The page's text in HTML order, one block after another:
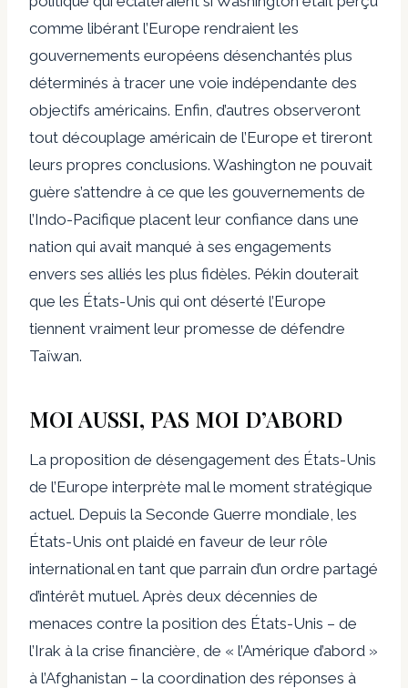
comme libérant l’Europe rendraient les
gouvernements européens désenchantés plus
déterminés à tracer une voie indépendante des
objectifs américains. Enfin, d’autres observeront
tout découplage américain de l’Europe et tireront
leurs propres conclusions. Washington ne pouvait
guère s’attendre à ce que les gouvernements de
l’Indo-Pacifique placent leur confiance dans une
nation qui avait manqué à ses engagements
envers ses alliés les plus fidèles. Pékin douterait
que les États-Unis qui ont déserté l’Europe
tiennent vraiment leur promesse de défendre
Taïwan.
MOI AUSSI, PAS MOI D’ABORD
La proposition de désengagement des États-Unis
de l’Europe interprète mal le moment stratégique
actuel. Depuis la Seconde Guerre mondiale, les
États-Unis ont plaidé en faveur de leur rôle
international en tant que parrain d’un ordre partagé
d’intérêt mutuel. Après deux décennies de
menaces contre la position des États-Unis – de
l’Irak à la crise financière, de « l’Amérique d’abord »
à l’Afghanistan – la coordination des réponses à